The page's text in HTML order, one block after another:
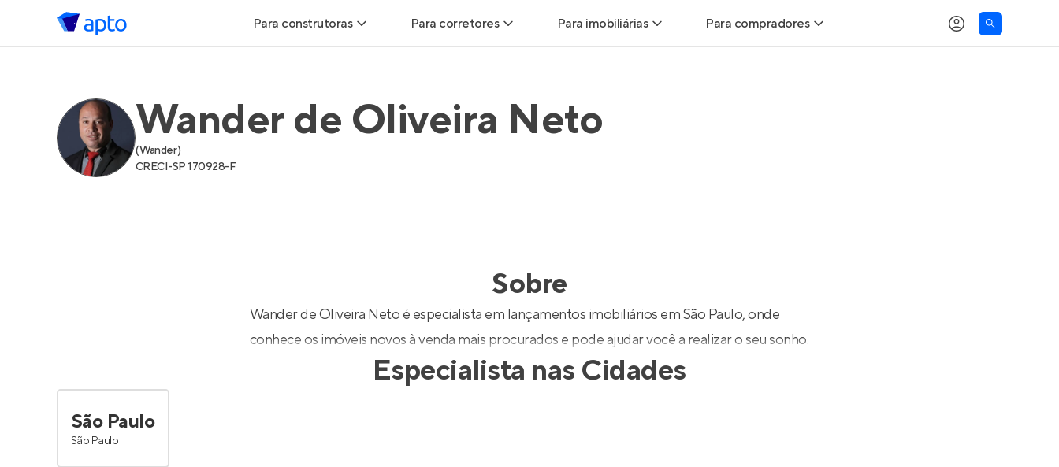
Para construtoras
Geração de Visitas
Para corretores
Corretor+
Anunciar imóveis
Para imobiliárias
Hub de imobiliárias
Para compradores
Wander de Oliveira Neto
(Wander)
CRECI-SP 170928-F
Sobre
Wander de Oliveira Neto é especialista em lançamentos imobiliários em São Paulo, onde
conhece os imóveis novos à venda mais procurados e pode ajudar você a realizar o seu sonho.
Especialista nas Cidades
São Paulo
São Paulo